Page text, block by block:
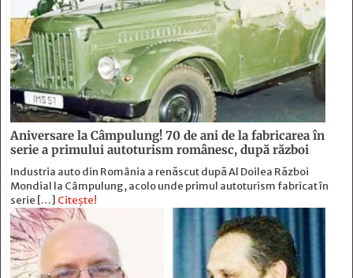
Aniversare la Câmpulung! 70 de ani de la fabricarea în
serie a primului autoturism românesc, după război
Industria auto din România a renăscut după Al Doilea Război
Mondial la Câmpulung, acolo unde primul autoturism fabricat în
serie […] Citește!